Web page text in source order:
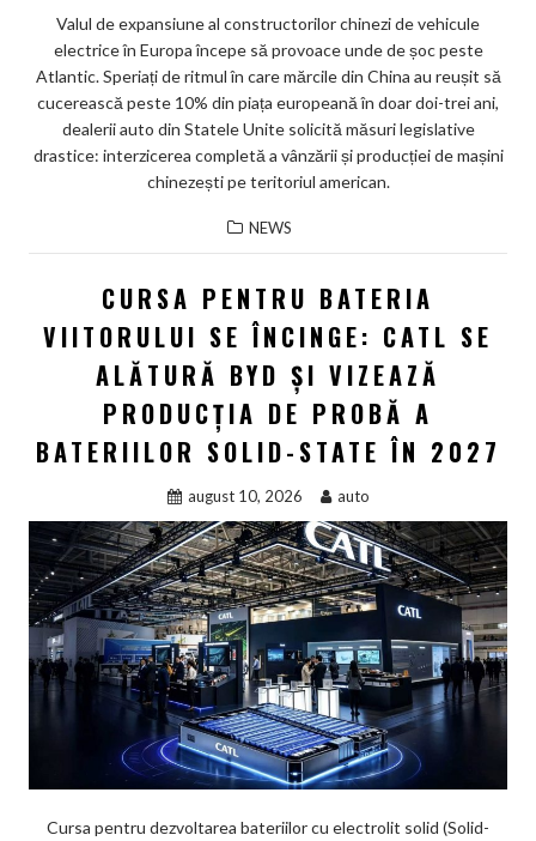
Valul de expansiune al constructorilor chinezi de vehicule
electrice în Europa începe să provoace unde de șoc peste
Atlantic. Speriați de ritmul în care mărcile din China au reușit să
cucerească peste 10% din piața europeană în doar doi-trei ani,
dealerii auto din Statele Unite solicită măsuri legislative
drastice: interzicerea completă a vânzării și producției de mașini
chinezești pe teritoriul american.
NEWS
CURSA PENTRU BATERIA
VIITORULUI SE ÎNCINGE: CATL SE
ALĂTURĂ BYD ȘI VIZEAZĂ
PRODUCȚIA DE PROBĂ A
BATERIILOR SOLID-STATE ÎN 2027
august 10, 2026 auto
Cursa pentru dezvoltarea bateriilor cu electrolit solid (Solid-